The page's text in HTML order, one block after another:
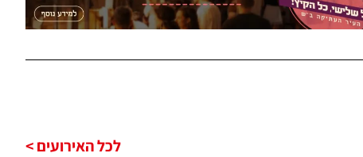
לכל האירועים >